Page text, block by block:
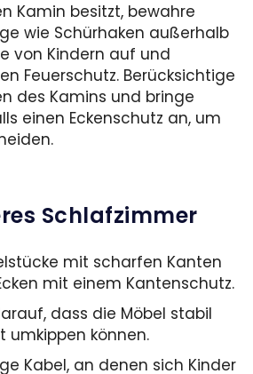
Kamin besitzt, bewahre
wie Schürhaken außerhalb
von Kindern auf und
Feuerschutz. Berücksichtige
des Kamins und bringe
einen Eckenschutz an, um
Schlafzimmer
mit scharfen Kanten
mit einem Kantenschutz.
dass die Möbel stabil
umkippen können.
Kabel, an denen sich Kinder